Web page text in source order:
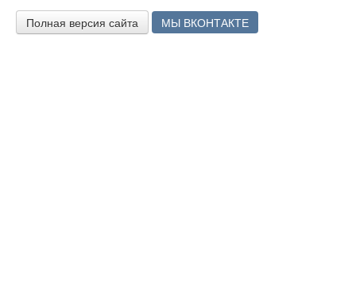
Полная версия сайта МЫ ВКОНТАКТЕ